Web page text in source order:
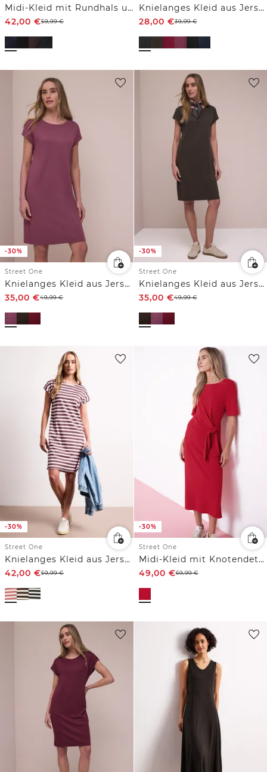
Midi-Kleid mit Rundhals und Knöpfen
42,00 €59,99€
Knielanges Kleid aus Jersey
28,00 €39,99€
-30%
Street One
Knielanges Kleid aus Jersey
35,00 €49,99€
-30%
Street One
Knielanges Kleid aus Jersey
35,00 €49,99€
-30%
Street One
Knielanges Kleid aus Jersey mit Streifen
42,00 €59,99€
-30%
Street One
Midi-Kleid mit Knotendetail
49,00 €69,99€